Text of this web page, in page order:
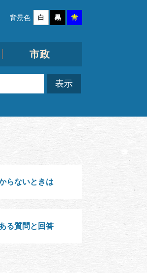
背景色 白 黒 青
市政
らないときは
る質問と回答